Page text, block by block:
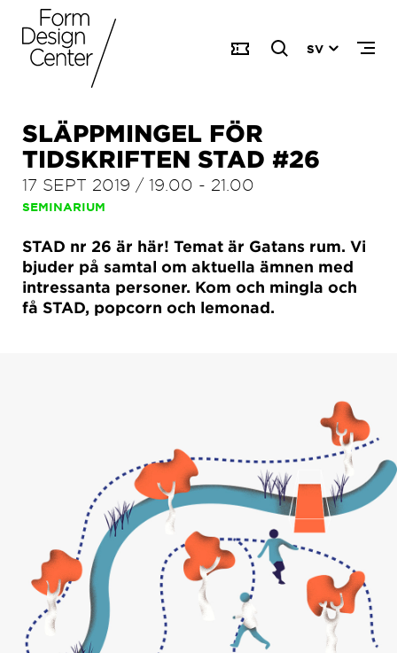
SV
SLÄPPMINGEL FÖR
TIDSKRIFTEN STAD #26
17 SEPT 2019 / 19.00 - 21.00
SEMINARIUM
STAD nr 26 är här! Temat är Gatans rum. Vi
bjuder på samtal om aktuella ämnen med
intressanta personer. Kom och mingla och
få STAD, popcorn och lemonad.